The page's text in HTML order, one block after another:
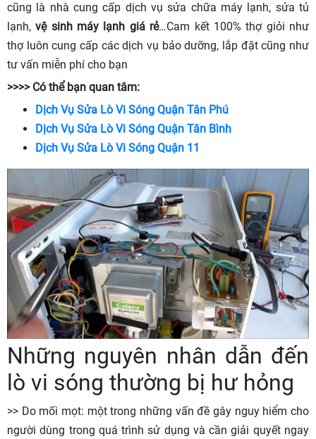
cũng là nhà cung cấp dịch vụ sửa chữa máy lạnh, sửa tủ
lạnh,vệ sinh máy lạnh giá rẻ…Cam kết 100% thợ giỏi như
thợ luôn cung cấp các dịch vụ bảo dưỡng, lắp đặt cũng như
tư vấn miễn phí cho bạn
>>>> Có thể bạn quan tâm:
Dịch Vụ Sửa Lò Vi Sóng Quận Tân Phú
Dịch Vụ Sửa Lò Vi Sóng Quận Tân Bình
Dịch Vụ Sửa Lò Vi Sóng Quận 11
Những nguyên nhân dẫn đến
lò vi sóng thường bị hư hỏng
>> Do mối mọt: một trong những vấn đề gây nguy hiểm cho
người dùng trong quá trình sử dụng và cần giải quyết ngay